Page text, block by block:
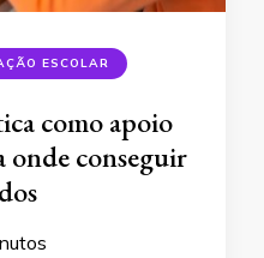
ESCOLAR
como apoio
onde conseguir